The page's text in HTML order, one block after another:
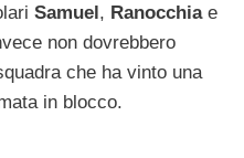
Samuel, Ranocchiae
non dovrebbero
che ha vinto una
in blocco.